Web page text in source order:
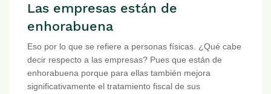
Las empresas están de
enhorabuena
Eso por lo que se refiere a personas físicas. ¿Qué cabe
decir respecto a las empresas? Pues que están de
enhorabuena porque para ellas también mejora
significativamente el tratamiento fiscal de sus